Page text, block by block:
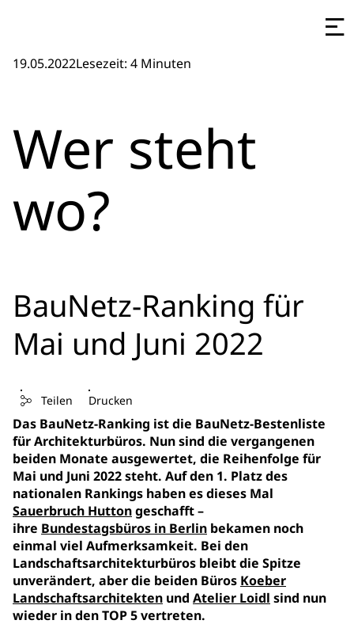
19.05.2022Lesezeit: 4 Minuten
Wer steht
wo?
BauNetz-Ranking für
Mai und Juni 2022
Teilen Drucken
Das BauNetz-Ranking ist die BauNetz-Bestenliste
für Architekturbüros. Nun sind die vergangenen
beiden Monate ausgewertet, die Reihenfolge für
Mai und Juni 2022 steht. Auf den 1. Platz des
nationalen Rankings haben es dieses Mal
Sauerbruch Huttongeschafft –
ihre Bundestagsbüros in Berlin bekamen noch
einmal viel Aufmerksamkeit. Bei den
Landschaftsarchitekturbüros bleibt die Spitze
unverändert, aber die beiden Büros Koeber
Landschaftsarchitekten und Atelier Loidl sind nun
wieder in den TOP 5 vertreten.